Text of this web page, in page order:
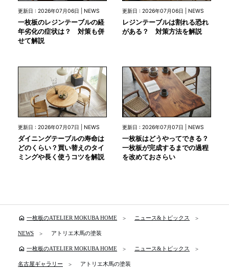
更新日 : 2026年07月06日 | NEWS
一枚板のレジンテーブルの経
年劣化の症状は？ 対策も併
せて解説
更新日 : 2026年07月06日 | NEWS
レジンテーブルは割れる恐れ
がある？ 対策方法を解説
更新日 : 2026年07月07日 | NEWS
ダイニングテーブルの寿命は
どのくらい？買い替えのタイ
ミングや長く使うコツを解説
更新日 : 2026年07月07日 | NEWS
一枚板はどうやってできる？
一枚板が完成するまでの過程
を改めておさらい
home 一枚板のATELIER MOKUBA HOME ニュース&トピックス
NEWS アトリエ木馬の塗装
home 一枚板のATELIER MOKUBA HOME ニュース&トピックス
名古屋ギャラリー アトリエ木馬の塗装